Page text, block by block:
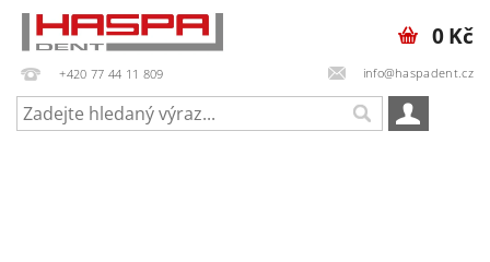
+420 77 44 11 809 info@haspadent.cz
0 Kč